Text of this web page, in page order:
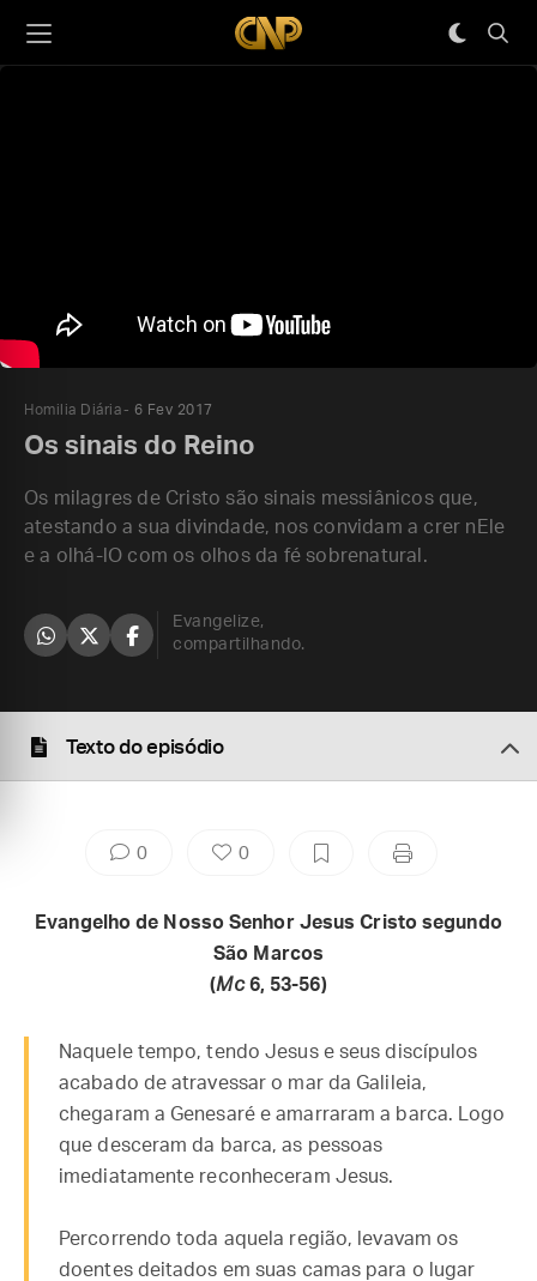
Homilia Diária 6 Fev 2017
Os sinais do Reino
Os milagres de Cristo são sinais messiânicos que,
atestando a sua divindade, nos convidam a crer nEle
e a olhá-lO com os olhos da fé sobrenatural.
Evangelize,
compartilhando.
Texto do episódio
0 0
Evangelho de Nosso Senhor Jesus Cristo segundo
São Marcos
(Mc6, 53-56)
Naquele tempo, tendo Jesus e seus discípulos
acabado de atravessar o mar da Galileia,
chegaram a Genesaré e amarraram a barca. Logo
que desceram da barca, as pessoas
imediatamente reconheceram Jesus.
Percorrendo toda aquela região, levavam os
doentes deitados em suas camas para o lugar